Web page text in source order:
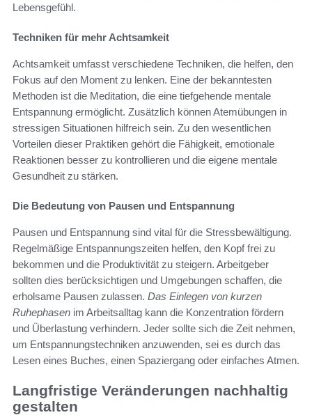
Lebensgefühl.
Techniken für mehr Achtsamkeit
Achtsamkeit umfasst verschiedene Techniken, die helfen, den
Fokus auf den Moment zu lenken. Eine der bekanntesten
Methoden ist die Meditation, die eine tiefgehende mentale
Entspannung ermöglicht. Zusätzlich können Atemübungen in
stressigen Situationen hilfreich sein. Zu den wesentlichen
Vorteilen dieser Praktiken gehört die Fähigkeit, emotionale
Reaktionen besser zu kontrollieren und die eigene mentale
Gesundheit zu stärken.
Die Bedeutung von Pausen und Entspannung
Pausen und Entspannung sind vital für die Stressbewältigung.
Regelmäßige Entspannungszeiten helfen, den Kopf frei zu
bekommen und die Produktivität zu steigern. Arbeitgeber
sollten dies berücksichtigen und Umgebungen schaffen, die
erholsame Pausen zulassen. Das Einlegen von kurzen
Ruhephasen im Arbeitsalltag kann die Konzentration fördern
und Überlastung verhindern. Jeder sollte sich die Zeit nehmen,
um Entspannungstechniken anzuwenden, sei es durch das
Lesen eines Buches, einen Spaziergang oder einfaches Atmen.
Langfristige Veränderungen nachhaltig
gestalten